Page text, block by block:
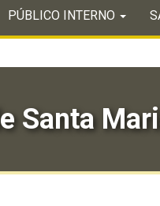
PÚBLICO INTERNO
Santa